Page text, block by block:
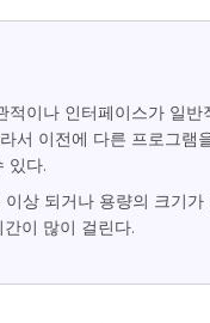
적이나 인터페이스가 일반
서 이전에 다른 프로그램
있다.
이상 되거나 용량의 크기가
이 많이 걸린다.